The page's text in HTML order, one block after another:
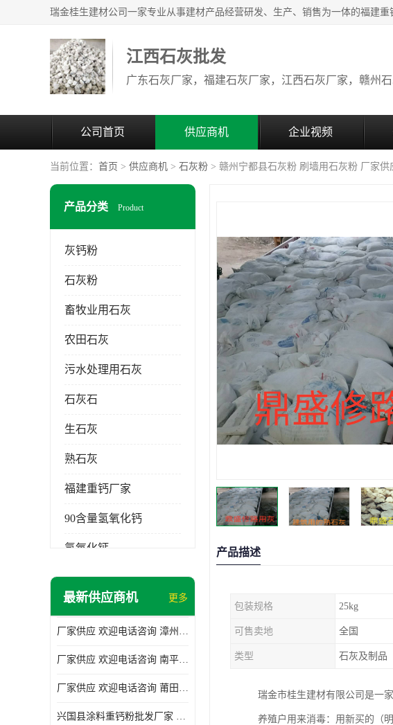
江西石灰批发
公司首页 供应商机 企业视频
当前位置： 首页 > 供应商机 > 石灰粉 > 赣州宁都县石灰粉 刷墙用石灰粉 厂家供
产品分类 Product
灰钙粉
石灰粉
畜牧业用石灰
农田石灰
污水处理用石灰
石灰石
生石灰
熟石灰
福建重钙厂家
90含量氢氧化钙
氢氧化钙
氧化钙
最新供应商机 更多
厂家供应 欢迎电话咨询 漳州活性重钙粉
厂家供应 欢迎电话咨询 南平活性重钙粉批发厂
厂家供应 欢迎电话咨询 莆田高白度重钙粉厂家
兴国县涂料重钙粉批发厂家 厂家供应 欢迎电话咨询
产品描述
包装规格 25kg
可售卖地 全国
类型 石灰及制品
瑞金市桂生建材有限公司是一
养殖户用来消毒：用新买的（